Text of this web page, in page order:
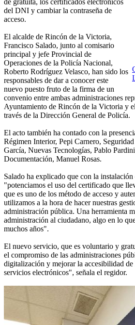
de gratuita, los certificados electrónicos
del DNI y cambiar la contraseña de
acceso.
El alcalde de Rincón de la Victoria,
Francisco Salado, junto al comisario
principal y jefe Provincial de
Operaciones de la Policía Nacional,
Roberto Rodríguez Velasco, han sido los
responsables de dar a conocer este
nuevo puesto fruto de la firma de un
convenio entre ambas administraciones
Ayuntamiento de Rincón de la Victoria y
través de la Dirección General de Policía.
El acto también ha contado con la
Régimen Interior, Pepi Carnero,
García, Nuevas Tecnologías, Pablo
Documentación, Manuel Rosas.
Salado ha explicado que con la instalación
"potenciamos el uso del certificado que
que es uno de los método de acceso y
utilizamos a la hora de hacer nuestras
administración pública. Una herramienta
administración al ciudadano, algo en lo
muchos años".
El nuevo servicio, que es voluntario y
el compromiso de las administraciones
digitalización y mejorar la accesibilidad de
servicios electrónicos", señala el regidor.